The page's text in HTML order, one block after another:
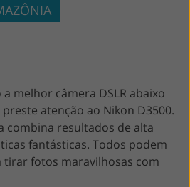
melhor câmera DSLR abaixo
atenção ao Nikon D3500.
combina resultados de alta
fantásticas. Todos podem
tirar fotos maravilhosas com